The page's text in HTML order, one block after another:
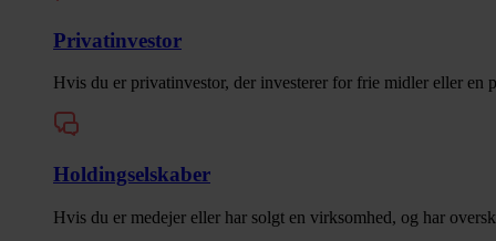
Privatinvestor
Hvis du er privatinvestor, der investerer for frie midler eller en
Holdingselskaber
Hvis du er medejer eller har solgt en virksomhed, og har